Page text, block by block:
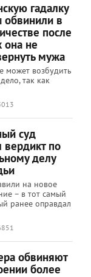
гадалку
обвинили в
после
она не
мужа
может возбудить
так как
суд
вердикт по
делу
на новое
– в тот самый
ранее оправдал
обвиняют
более